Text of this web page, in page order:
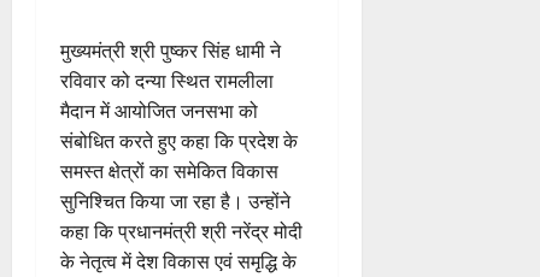
मुख्यमंत्री श्री पुष्कर सिंह धामी ने
रविवार को दन्या स्थित रामलीला
मैदान में आयोजित जनसभा को
संबोधित करते हुए कहा कि प्रदेश के
समस्त क्षेत्रों का समेकित विकास
सुनिश्चित किया जा रहा है। उन्होंने
कहा कि प्रधानमंत्री श्री नरेंद्र मोदी
के नेतृत्व में देश विकास एवं समृद्धि के